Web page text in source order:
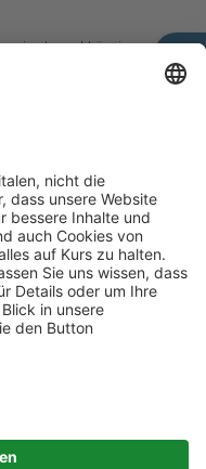
als unabhängigen
Einholung von
Sie mehr unter
zu
Kanälen
zzgl.